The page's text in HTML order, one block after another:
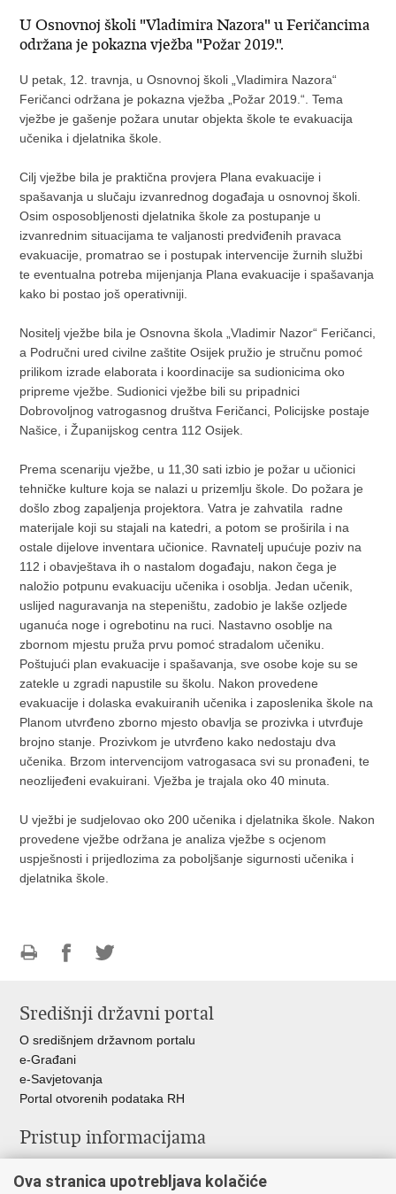
U Osnovnoj školi "Vladimira Nazora" u Feričancima
održana je pokazna vježba "Požar 2019.".
U petak, 12. travnja, u Osnovnoj školi „Vladimira Nazora“
Feričanci održana je pokazna vježba „Požar 2019.“. Tema
vježbe je gašenje požara unutar objekta škole te evakuacija
učenika i djelatnika škole.
Cilj vježbe bila je praktična provjera Plana evakuacije i
spašavanja u slučaju izvanrednog događaja u osnovnoj školi.
Osim osposobljenosti djelatnika škole za postupanje u
izvanrednim situacijama te valjanosti predviđenih pravaca
evakuacije, promatrao se i postupak intervencije žurnih službi
te eventualna potreba mijenjanja Plana evakuacije i spašavanja
kako bi postao još operativniji.
Nositelj vježbe bila je Osnovna škola „Vladimir Nazor“ Feričanci,
a Područni ured civilne zaštite Osijek pružio je stručnu pomoć
prilikom izrade elaborata i koordinacije sa sudionicima oko
pripreme vježbe. Sudionici vježbe bili su pripadnici
Dobrovoljnog vatrogasnog društva Feričanci, Policijske postaje
Našice, i Županijskog centra 112 Osijek.
Prema scenariju vježbe, u 11,30 sati izbio je požar u učionici
tehničke kulture koja se nalazi u prizemlju škole. Do požara je
došlo zbog zapaljenja projektora. Vatra je zahvatila radne
materijale koji su stajali na katedri, a potom se proširila i na
ostale dijelove inventara učionice. Ravnatelj upućuje poziv na
112 i obavještava ih o nastalom događaju, nakon čega je
naložio potpunu evakuaciju učenika i osoblja. Jedan učenik,
uslijed naguravanja na stepeništu, zadobio je lakše ozljede
uganuća noge i ogrebotinu na ruci. Nastavno osoblje na
zbornom mjestu pruža prvu pomoć stradalom učeniku.
Poštujući plan evakuacije i spašavanja, sve osobe koje su se
zatekle u zgradi napustile su školu. Nakon provedene
evakuacije i dolaska evakuiranih učenika i zaposlenika škole na
Planom utvrđeno zborno mjesto obavlja se prozivka i utvrđuje
brojno stanje. Prozivkom je utvrđeno kako nedostaju dva
učenika. Brzom intervencijom vatrogasaca svi su pronađeni, te
neozlijeđeni evakuirani. Vježba je trajala oko 40 minuta.
U vježbi je sudjelovao oko 200 učenika i djelatnika škole. Nakon
provedene vježbe održana je analiza vježbe s ocjenom
uspješnosti i prijedlozima za poboljšanje sigurnosti učenika i
djelatnika škole.
FacebookuTwitteru
Središnji državni portal
O središnjem državnom portalu
e-Građani
e-Savjetovanja
Portal otvorenih podataka RH
Pristup informacijama
Savjetovanje
Ova stranica upotrebljava kolačiće